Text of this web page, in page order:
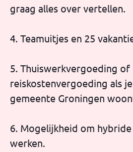
graag alles over vertellen.
4. Teamuitjes en 25
5. Thuiswerkvergoeding of
reiskostenvergoeding als
gemeente Groningen
6. Mogelijkheid om
werken.